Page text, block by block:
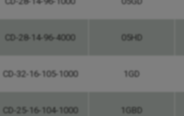
CD-28-14-96-4000 05HD
CD-32-16-105-1000 1GD
CD-25-16-104-1000 1GBD